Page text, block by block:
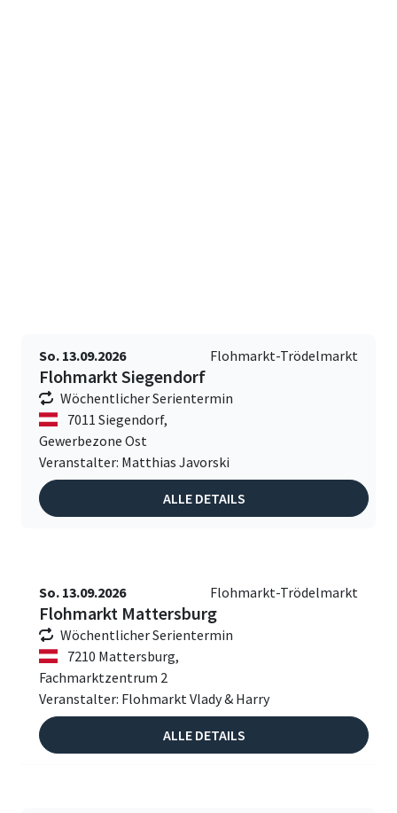
So. 13.09.2026 Flohmarkt-Trödelmarkt
Flohmarkt Siegendorf
Wöchentlicher Serientermin
7011 Siegendorf,
Gewerbezone Ost
Veranstalter: Matthias Javorski
ALLE DETAILS
So. 13.09.2026 Flohmarkt-Trödelmarkt
Flohmarkt Mattersburg
Wöchentlicher Serientermin
7210 Mattersburg,
Fachmarktzentrum 2
Veranstalter: Flohmarkt Vlady & Harry
ALLE DETAILS